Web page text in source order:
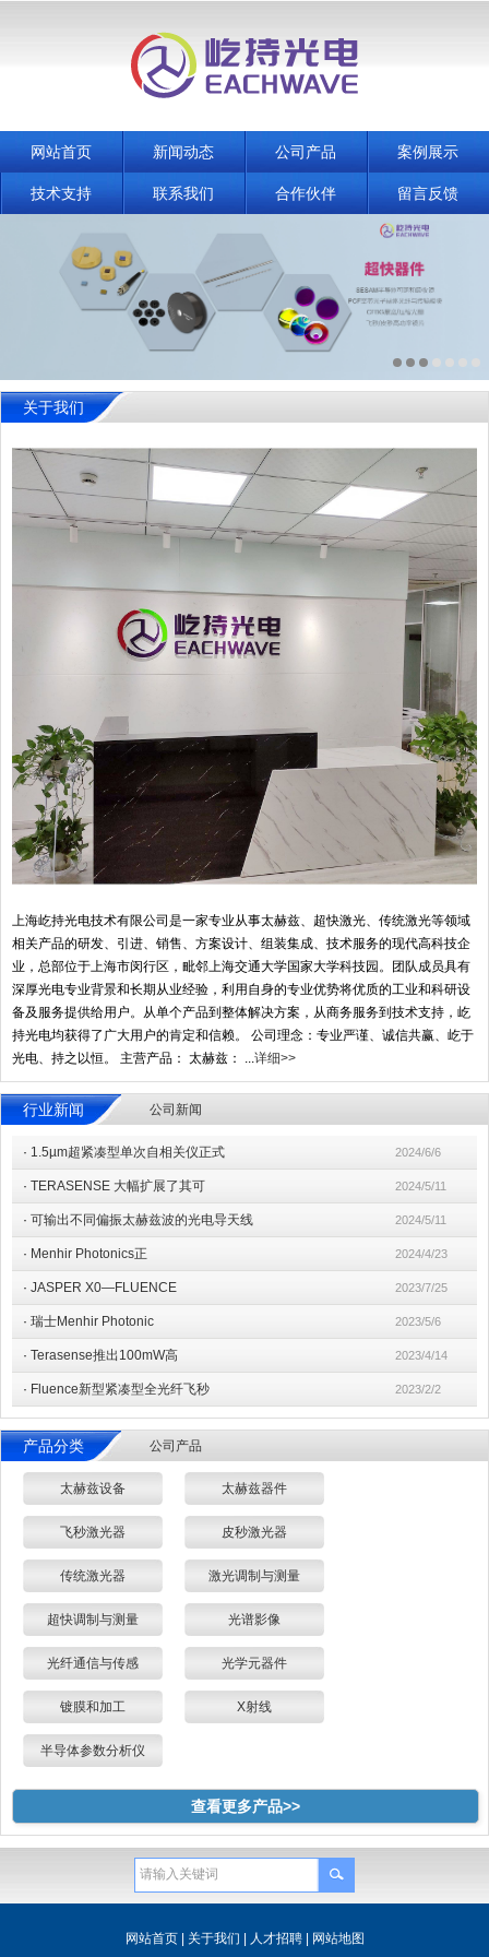
网站首页 新闻动态 公司产品 案例展示
技术支持 联系我们 合作伙伴 留言反馈
关于我们
上海屹持光电技术有限公司是一家专业从事太赫兹、超快激光、传统激光等领域
相关产品的研发、引进、销售、方案设计、组装集成、技术服务的现代高科技企
业，总部位于上海市闵行区，毗邻上海交通大学国家大学科技园。团队成员具有
深厚光电专业背景和长期从业经验，利用自身的专业优势将优质的工业和科研设
备及服务提供给用户。从单个产品到整体解决方案，从商务服务到技术支持，屹
持光电均获得了广大用户的肯定和信赖。 公司理念：专业严谨、诚信共赢、屹于
光电、持之以恒。 主营产品： 太赫兹： ... 详细>>
行业新闻 公司新闻
· 1.5µm超紧凑型单次自相关仪正式 2024/6/6
· TERASENSE 大幅扩展了其可 2024/5/11
· 可输出不同偏振太赫兹波的光电导天线 2024/5/11
· Menhir Photonics正 2024/4/23
· JASPER X0—FLUENCE 2023/7/25
· 瑞士Menhir Photonic 2023/5/6
· Terasense推出100mW高 2023/4/14
· Fluence新型紧凑型全光纤飞秒 2023/2/2
产品分类 公司产品
太赫兹设备 太赫兹器件
飞秒激光器 皮秒激光器
传统激光器 激光调制与测量
超快调制与测量 光谱影像
光纤通信与传感 光学元器件
镀膜和加工 X射线
半导体参数分析仪
查看更多产品>>
网站首页| 关于我们 | 人才招聘| 网站地图